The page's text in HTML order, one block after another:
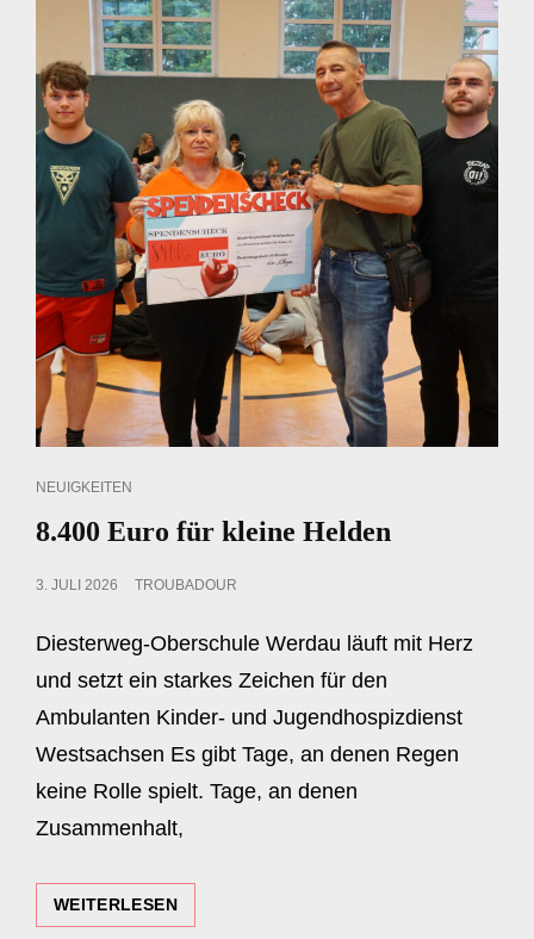
CAT
NEUIGKEITEN
8.400 Euro für kleine Helden
POSTED
3. JULI 2026 TROUBADOUR
Diesterweg-Oberschule Werdau läuft mit Herz
und setzt ein starkes Zeichen für den
Ambulanten Kinder- und Jugendhospizdienst
Westsachsen Es gibt Tage, an denen Regen
keine Rolle spielt. Tage, an denen
Zusammenhalt,
WEITERLESEN8.400
EURO